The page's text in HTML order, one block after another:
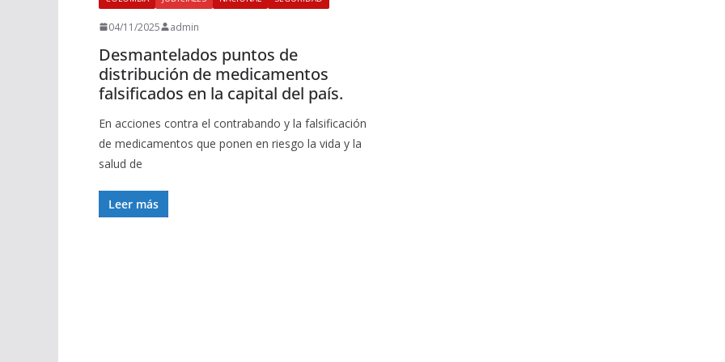
04/11/2025 admin
Desmantelados puntos de
distribución de medicamentos
falsificados en la capital del país.
En acciones contra el contrabando y la falsificación
de medicamentos que ponen en riesgo la vida y la
salud de
Leer más